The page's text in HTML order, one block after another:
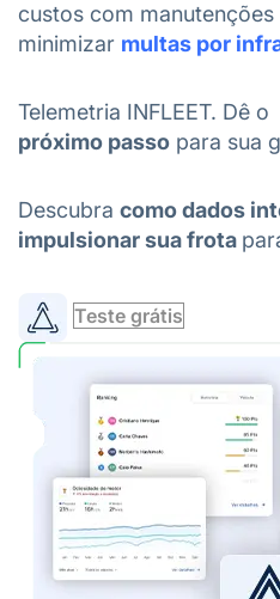
custos com
minimizar multas por
Telemetria INFLEET. Dê o
próximo passo para sua
Descubra como dados
impulsionar sua frota
Teste grátis